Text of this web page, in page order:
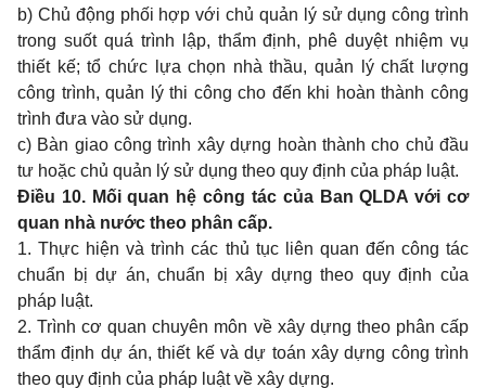
b) Chủ động phối hợp với chủ quản lý sử dụng công trình
trong suốt quá trình lập, thẩm định, phê duyệt nhiệm vụ
thiết kế; tổ chức lựa chọn nhà thầu, quản lý chất lượng
công trình,quản lý thi côngcho đến khi hoàn thành công
trình đưa vào sử dụng.
c) Bàn giao công trình xây dựng hoàn thành cho chủ đầu
tư hoặc chủ quản lý sử dụng theo quy định của pháp luật.
Điều 10. Mối quan hệ công tác của Ban QLDA với cơ
quan nhà nước theo phân cấp.
1. Thực hiện và trình các thủ tục liên quan đến công tác
chuẩn bị dự án,chuẩn bị xây dựng theo quy định của
pháp luật.
2. Trình cơ quan chuyên môn về xây dựng theo phân cấp
thẩm định dự án, thiết kếvà dự toán xây dựng công trình
theo quy định của pháp luật về xây dựng.